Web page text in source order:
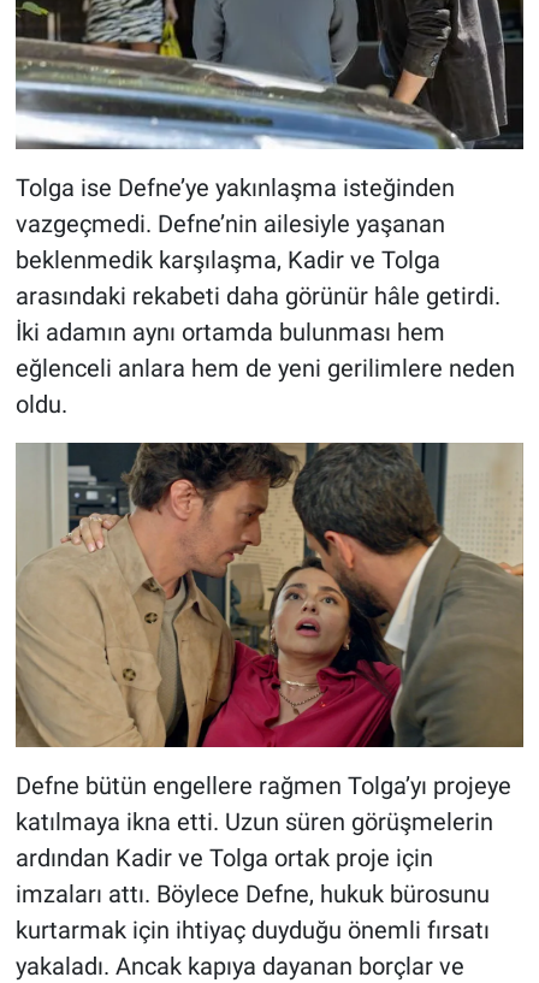
Tolga ise Defne’ye yakınlaşma isteğinden
vazgeçmedi. Defne’nin ailesiyle yaşanan
beklenmedik karşılaşma, Kadir ve Tolga
arasındaki rekabeti daha görünür hâle getirdi.
İki adamın aynı ortamda bulunması hem
eğlenceli anlara hem de yeni gerilimlere neden
oldu.
Defne bütün engellere rağmen Tolga’yı projeye
katılmaya ikna etti. Uzun süren görüşmelerin
ardından Kadir ve Tolga ortak proje için
imzaları attı. Böylece Defne, hukuk bürosunu
kurtarmak için ihtiyaç duyduğu önemli fırsatı
yakaladı. Ancak kapıya dayanan borçlar ve